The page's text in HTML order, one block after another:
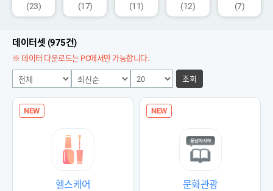
(23)
(17)
(11)
(12)
(7)
데이터셋 (975건)
※ 데이터 다운로드는 PC에서만 가능합니다.
조회
NEW
헬스케어
NEW
문화관광